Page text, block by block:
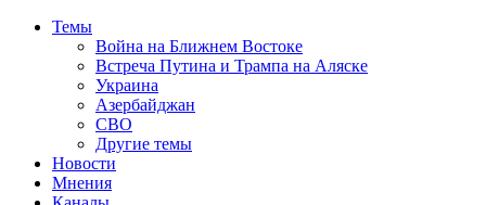
Темы
Война на Ближнем Востоке
Встреча Путина и Трампа на Аляске
Украина
Азербайджан
СВО
Другие темы
Новости
Мнения